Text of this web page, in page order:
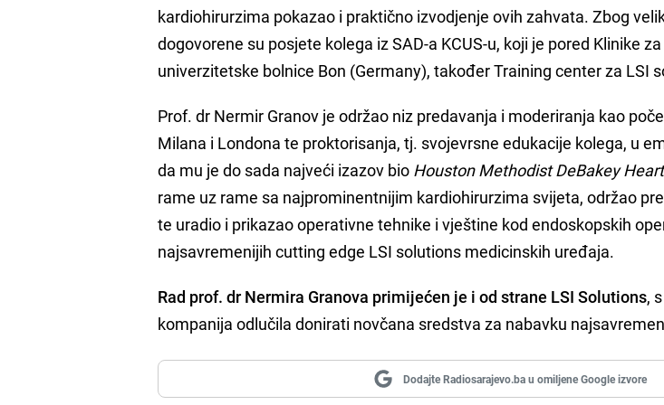
kardiohirurzima pokazao i praktično izvodjenje ovih zahvata. Zbog
dogovorene su posjete kolega iz SAD-a KCUS-u, koji je pored Klinike
univerzitetske bolnice Bon (Germany), također Training center za LSI
Prof. dr Nermir Granov je održao niz predavanja i moderiranja kao
Milana i Londona te proktorisanja, tj. svojevrsne edukacije kolega, u
da mu je do sada najveći izazov bio Houston Methodist DeBakey
rame uz rame sa najprominentnijim kardiohirurzima svijeta, održao
te uradio i prikazao operativne tehnike i vještine kod endoskopskih
najsavremenijih cutting edge LSI solutions medicinskih uređaja.
Rad prof. dr Nermira Granova primijećen je i od strane LSI Solutions,
kompanija odlučila donirati novčana sredstva za nabavku
Dodajte Radiosarajevo.ba u omiljene Google izvore